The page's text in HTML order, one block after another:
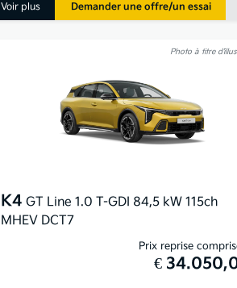
Voir plus Demander une offre/un essai
Photo à titre
K4 GT Line 1.0 T-GDI 84,5 kW 115ch
MHEV DCT7
Prix reprise
€